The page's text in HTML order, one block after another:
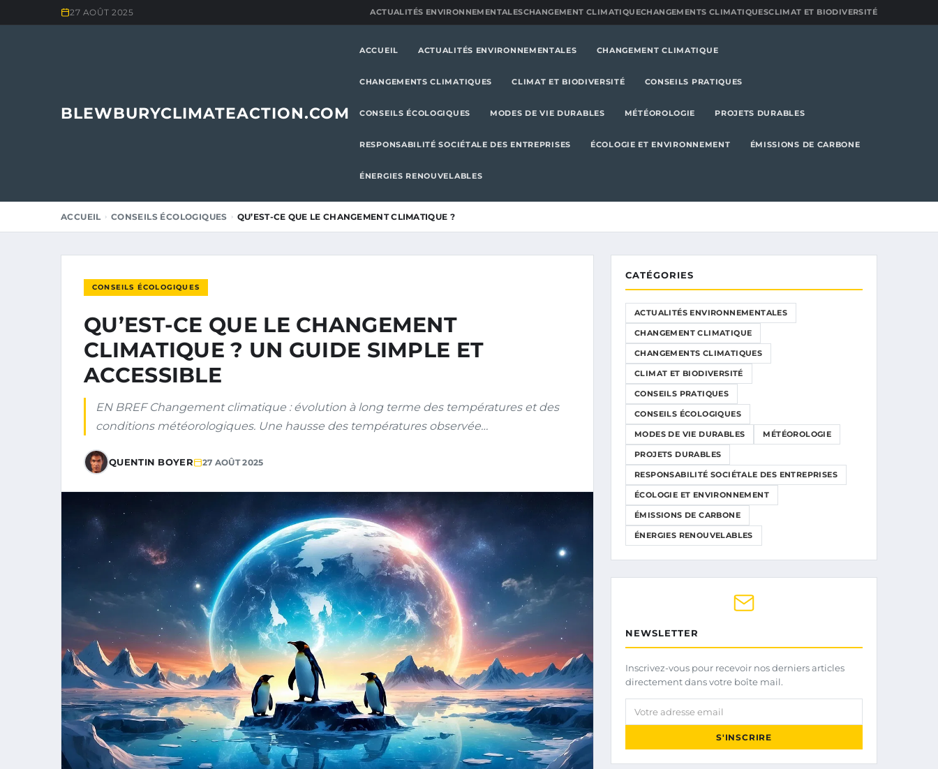
27 AOÛT 2025 ACTUALITÉS ENVIRONNEMENTALESCHANGEMENT CLIMATIQUECHANGEMENTS CLIMATIQUESCLIMAT ET BIODIVERSITÉ
BLEWBURYCLIMATEACTION.COM
ACCUEIL ACTUALITÉS ENVIRONNEMENTALES CHANGEMENT CLIMATIQUE
CHANGEMENTS CLIMATIQUES CLIMAT ET BIODIVERSITÉ CONSEILS PRATIQUES
CONSEILS ÉCOLOGIQUES MODES DE VIE DURABLES MÉTÉOROLOGIE PROJETS DURABLES
RESPONSABILITÉ SOCIÉTALE DES ENTREPRISES ÉCOLOGIE ET ENVIRONNEMENT ÉMISSIONS DE CARBONE
ÉNERGIES RENOUVELABLES
ACCUEIL CONSEILS ÉCOLOGIQUES QU’EST-CE QUE LE CHANGEMENT CLIMATIQUE ?
CONSEILS ÉCOLOGIQUES
QU’EST-CE QUE LE CHANGEMENT
CLIMATIQUE ? UN GUIDE SIMPLE ET
ACCESSIBLE
EN BREF Changement climatique : évolution à long terme des températures et des
conditions météorologiques. Une hausse des températures observée…
QUENTIN BOYER 27 AOÛT 2025
CATÉGORIES
ACTUALITÉS ENVIRONNEMENTALES
CHANGEMENT CLIMATIQUE
CHANGEMENTS CLIMATIQUES
CLIMAT ET BIODIVERSITÉ
CONSEILS PRATIQUES
CONSEILS ÉCOLOGIQUES
MODES DE VIE DURABLES MÉTÉOROLOGIE
PROJETS DURABLES
RESPONSABILITÉ SOCIÉTALE DES ENTREPRISES
ÉCOLOGIE ET ENVIRONNEMENT
ÉMISSIONS DE CARBONE
ÉNERGIES RENOUVELABLES
NEWSLETTER
Inscrivez-vous pour recevoir nos derniers articles
directement dans votre boîte mail.
Votre adresse email
S'INSCRIRE